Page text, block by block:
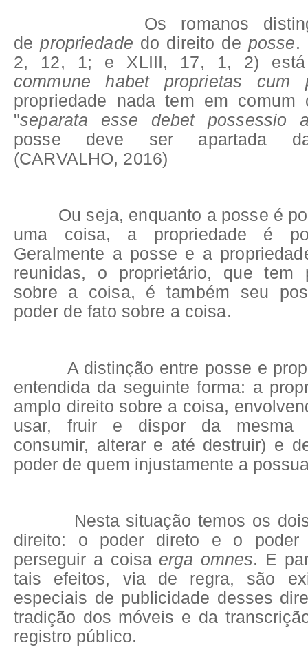
Os romanos
depropriedade do direito de posse.
2, 12, 1; e XLIII, 17, 1, 2) está
commune habet proprietas cum
propriedade nada tem em
"separata esse debet possessio
posse deve ser apartada da
(CARVALHO, 2016)
Ou seja, enquanto a posse é
uma coisa, a propriedade é
Geralmente a posse e a
reunidas, o proprietário, que tem
sobre a coisa, é também seu
poder de fato sobre a coisa.
A distinção entre posse e
entendida da seguinte forma: a
amplo direito sobre a coisa,
usar, fruir e dispor da mesma
consumir, alterar e até destruir) e
poder de quem injustamente a
Nesta situação temos os dois
direito: o poder direto e o poder
perseguir a coisa erga omnes. E
tais efeitos, via de regra, são
especiais de publicidade desses
tradição dos móveis e da
registro público.